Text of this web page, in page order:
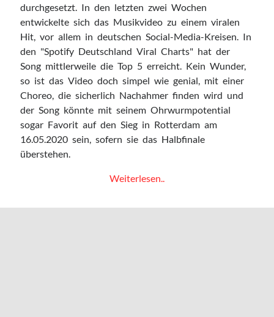
Blogroll
Abgefreakt
Bedroomdisco
How deep is your love
Minutenmusik
Nicorola
Pickymagazine
The Daily Listening
durchgesetzt. In den letzten zwei Wochen
entwickelte sich das Musikvideo zu einem viralen
Hit, vor allem in deutschen Social-Media-Kreisen. In
den "Spotify Deutschland Viral Charts" hat der
Song mittlerweile die Top 5 erreicht. Kein Wunder,
so ist das Video doch simpel wie genial, mit einer
Choreo, die sicherlich Nachahmer finden wird und
der Song könnte mit seinem Ohrwurmpotential
sogar Favorit auf den Sieg in Rotterdam am
16.05.2020 sein, sofern sie das Halbfinale
überstehen.
Weiterlesen..
Daði